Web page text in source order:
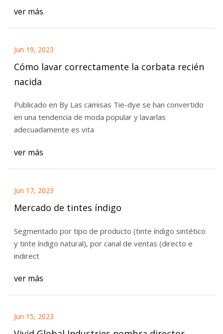
ver más
Jun 19, 2023
Cómo lavar correctamente la corbata recién
nacida
Publicado en By Las camisas Tie-dye se han convertido
en una tendencia de moda popular y lavarlas
adecuadamente es vita
ver más
Jun 17, 2023
Mercado de tintes índigo
Segmentado por tipo de producto (tinte índigo sintético
y tinte índigo natural), por canal de ventas (directo e
indirect
ver más
Jun 15, 2023